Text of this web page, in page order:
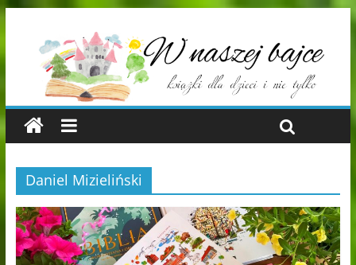
Daniel Mizieliński